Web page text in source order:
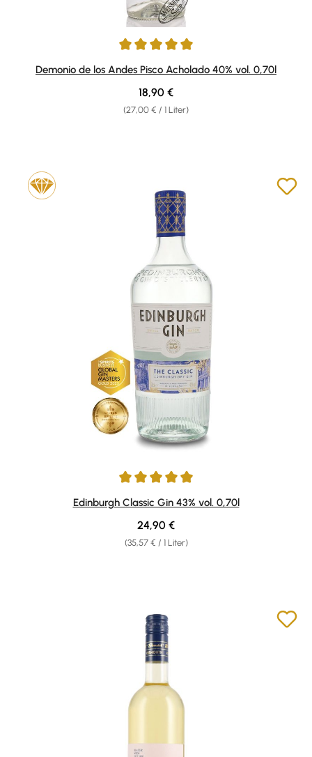
Durchschnittliche Bewertung von 5 von 5 Sternen
Demonio de los Andes Pisco Acholado 40% vol. 0,70l
(27,00 € / 1 Liter)
Regulärer Preis:
18,90 €
Durchschnittliche Bewertung von 4.89 von 5 Sternen
Edinburgh Classic Gin 43% vol. 0,70l
(35,57 € / 1 Liter)
Regulärer Preis:
24,90 €